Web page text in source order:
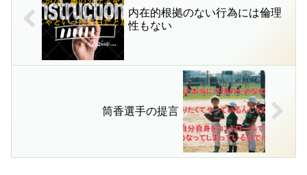
内在的根拠のない行為には倫理
性もない
筒香選手の提言